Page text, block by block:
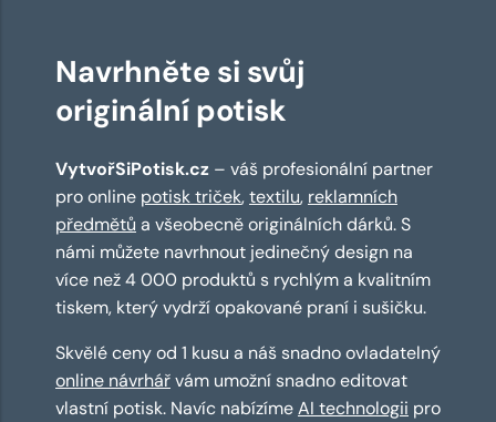
Navrhněte si svůj
originální potisk
VytvořSiPotisk.cz – váš profesionální partner
pro online potisk triček,textilu, reklamních
předmětů a všeobecně originálních dárků. S
námi můžete navrhnout jedinečný design na
více než 4 000 produktů s rychlým a kvalitním
tiskem, který vydrží opakované praní i sušičku.
Skvělé ceny od 1 kusu a náš snadno ovladatelný
online návrhářvám umožní snadno editovat
vlastní potisk. Navíc nabízímeAI technologii pro